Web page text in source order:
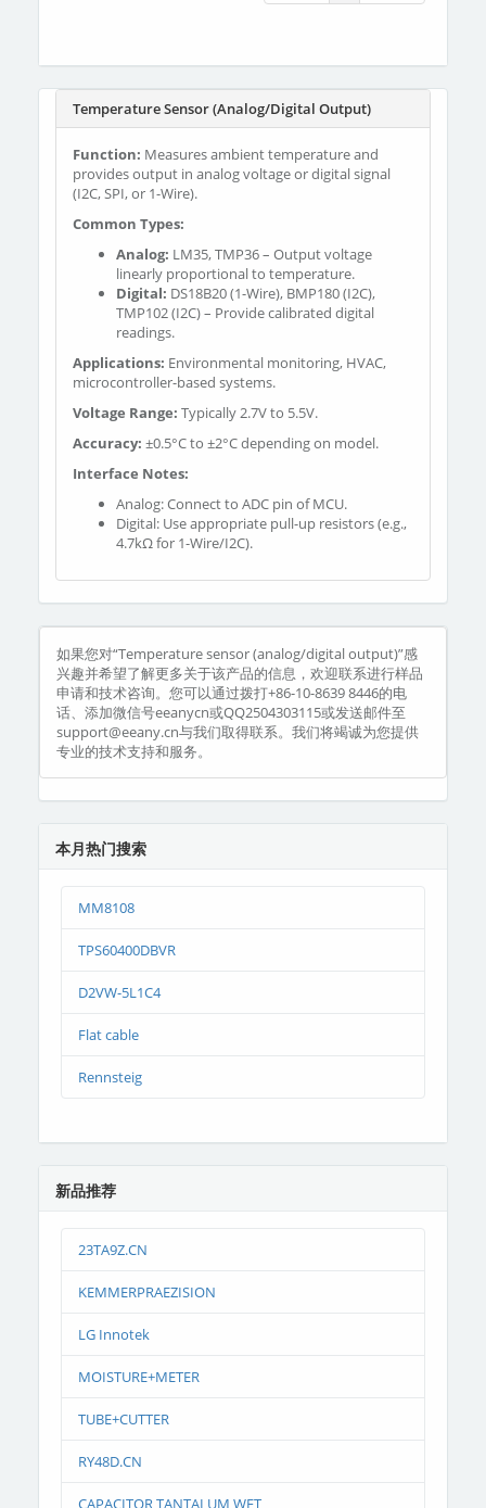
Temperature Sensor (Analog/Digital Output)
Function: Measures ambient temperature and
provides output in analog voltage or digital signal
(I2C, SPI, or 1-Wire).
Common Types:
Analog: LM35, TMP36 – Output voltage
linearly proportional to temperature.
Digital: DS18B20 (1-Wire), BMP180 (I2C),
TMP102 (I2C) – Provide calibrated digital
readings.
Applications: Environmental monitoring, HVAC,
microcontroller-based systems.
Voltage Range: Typically 2.7V to 5.5V.
Accuracy: ±0.5°C to ±2°C depending on model.
Interface Notes:
Analog: Connect to ADC pin of MCU.
Digital: Use appropriate pull-up resistors (e.g.,
4.7kΩ for 1-Wire/I2C).
如果您对“Temperature sensor (analog/digital output)”感
兴趣并希望了解更多关于该产品的信息，欢迎联系进行样品
申请和技术咨询。您可以通过拨打+86-10-8639 8446的电
话、添加微信号eeanycn或QQ2504303115或发送邮件至
support@eeany.cn与我们取得联系。我们将竭诚为您提供
专业的技术支持和服务。
本月热门搜索
MM8108
TPS60400DBVR
D2VW-5L1C4
Flat cable
Rennsteig
新品推荐
23TA9Z.CN
KEMMERPRAEZISION
LG Innotek
MOISTURE+METER
TUBE+CUTTER
RY48D.CN
CAPACITOR TANTALUM WET